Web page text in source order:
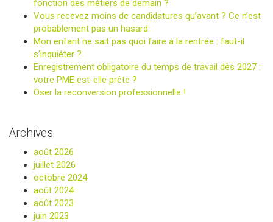
fonction des métiers de demain ?
Vous recevez moins de candidatures qu’avant ? Ce n’est
probablement pas un hasard.
Mon enfant ne sait pas quoi faire à la rentrée : faut-il
s’inquiéter ?
Enregistrement obligatoire du temps de travail dès 2027 :
votre PME est-elle prête ?
Oser la reconversion professionnelle !
Archives
août 2026
juillet 2026
octobre 2024
août 2024
août 2023
juin 2023